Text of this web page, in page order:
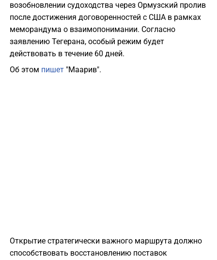
возобновлении судоходства через Ормузский пролив
после достижения договоренностей с США в рамках
меморандума о взаимопонимании. Согласно
заявлению Тегерана, особый режим будет
действовать в течение 60 дней.
Об этом пишет "Маарив".
Открытие стратегически важного маршрута должно
способствовать восстановлению поставок